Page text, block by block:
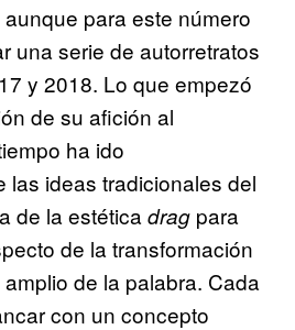
para este número
una serie de autorretratos
y 2018. Lo que empezó
de su afición al
ha ido
las ideas tradicionales del
de la estética drag para
de la transformación
de la palabra. Cada
con un concepto